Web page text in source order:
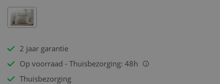
2 jaar garantie
Op voorraad - Thuisbezorging: 48h
i
Thuisbezorging